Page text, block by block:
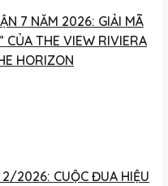
7 NĂM 2026: GIẢI MÃ
CỦA THE VIEW RIVIERA
HORIZON
2026: CUỘC ĐUA HIỆU